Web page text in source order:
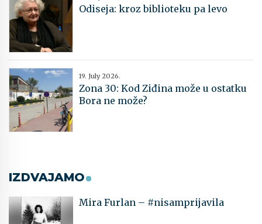
Odiseja: kroz biblioteku pa levo
19. July 2026.
Zona 30: Kod Ziđina može u ostatku
Bora ne može?
IZDVAJAMO
Mira Furlan – #nisamprijavila